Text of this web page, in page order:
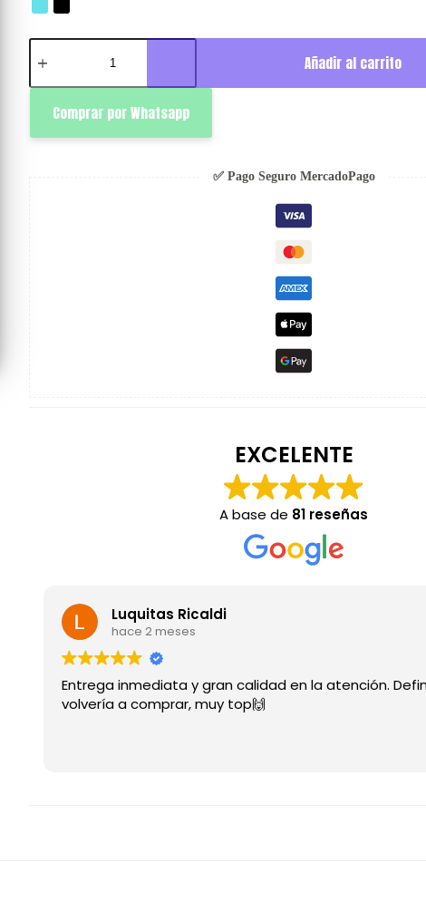
Vue
cantidad
Añadir al carrito
Comprar por Whatsapp
✅ Pago Seguro MercadoPago
EXCELENTE
A base de 81 reseñas
Luquitas Ricaldi
hace 2 meses
Entrega inmediata y gran calidad en la atención.
volvería a comprar, muy top🙌